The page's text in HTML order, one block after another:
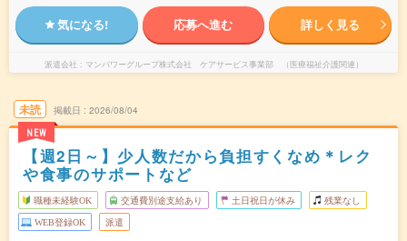
気になる! 応募へ進む 詳しく見る
派遣会社 マンパワーグループ株式会社 ケアサービス事業部 （医療福祉介護関連）
未読
NEW
掲載日 2026/08/04
【週2日～】少人数だから負担すくなめ＊レク
や食事のサポートなど
職種未経験OK 交通費別途支給あり 土日祝日が休み 残業なし
WEB登録OK 派遣